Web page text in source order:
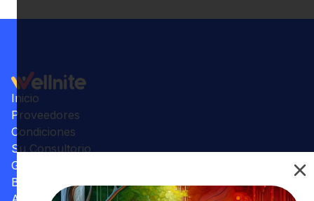
Inicio
Proveedores
Condiciones
Su Consultorio
Galería
Beneficios